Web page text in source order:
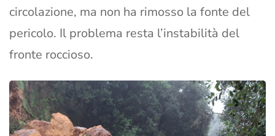
circolazione, ma non ha rimosso la fonte del
pericolo. Il problema resta l’instabilità del
fronte roccioso.